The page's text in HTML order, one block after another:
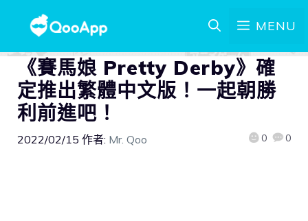
MENU
《賽馬娘 Pretty Derby》確
定推出繁體中文版！一起朝勝
利前進吧！
2022/02/15 作者: Mr. Qoo 0 0